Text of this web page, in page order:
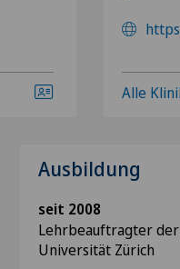
Alle
Ausbildung
seit 2008
Lehrbeauftragter
Universität Zürich